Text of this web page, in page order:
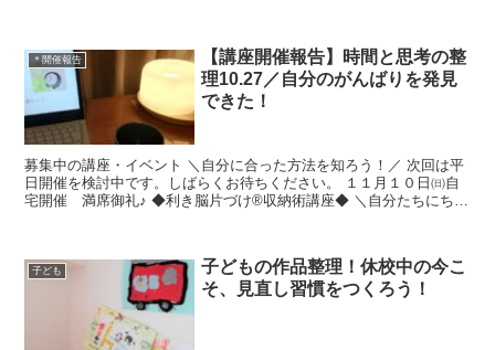
＊開催報告
【講座開催報告】時間と思考の整
理10.27／自分のがんばりを発見
できた！
募集中の講座・イベント ＼自分に合った方法を知ろう！／ 次回は平
日開催を検討中です。しばらくお待ちください。 １１月１０日㈰自
宅開催 満席御礼♪ ◆利き脳片づけ®収納術講座◆ ＼自分たちにちょ
子ども
子どもの作品整理！休校中の今こ
そ、見直し習慣をつくろう！